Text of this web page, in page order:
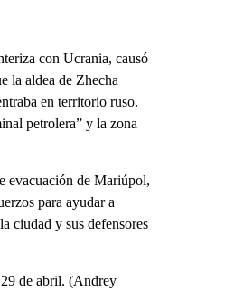
con Ucrania, causó
la aldea de Zhecha
en territorio ruso.
petrolera” y la zona
evacuación de Mariúpol,
para ayudar a
ciudad y sus defensores
de abril. (Andrey